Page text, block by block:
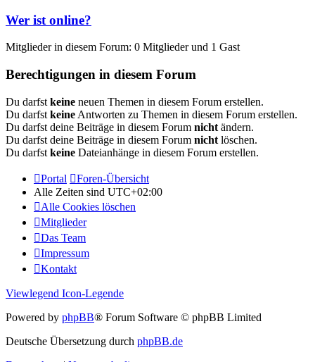
Wer ist online?
Mitglieder in diesem Forum: 0 Mitglieder und 1 Gast
Berechtigungen in diesem Forum
Du darfst keine neuen Themen in diesem Forum erstellen.
Du darfst keine Antworten zu Themen in diesem Forum erstellen.
Du darfst deine Beiträge in diesem Forum nicht ändern.
Du darfst deine Beiträge in diesem Forum nicht löschen.
Du darfst keine Dateianhänge in diesem Forum erstellen.
Portal
Foren-Übersicht
Alle Zeiten sind UTC+02:00
Alle Cookies löschen
Mitglieder
Das Team
Impressum
Kontakt
Viewlegend Icon-Legende
Powered by phpBB® Forum Software © phpBB Limited
Deutsche Übersetzung durch phpBB.de